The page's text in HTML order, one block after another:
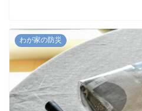
わが家の防災